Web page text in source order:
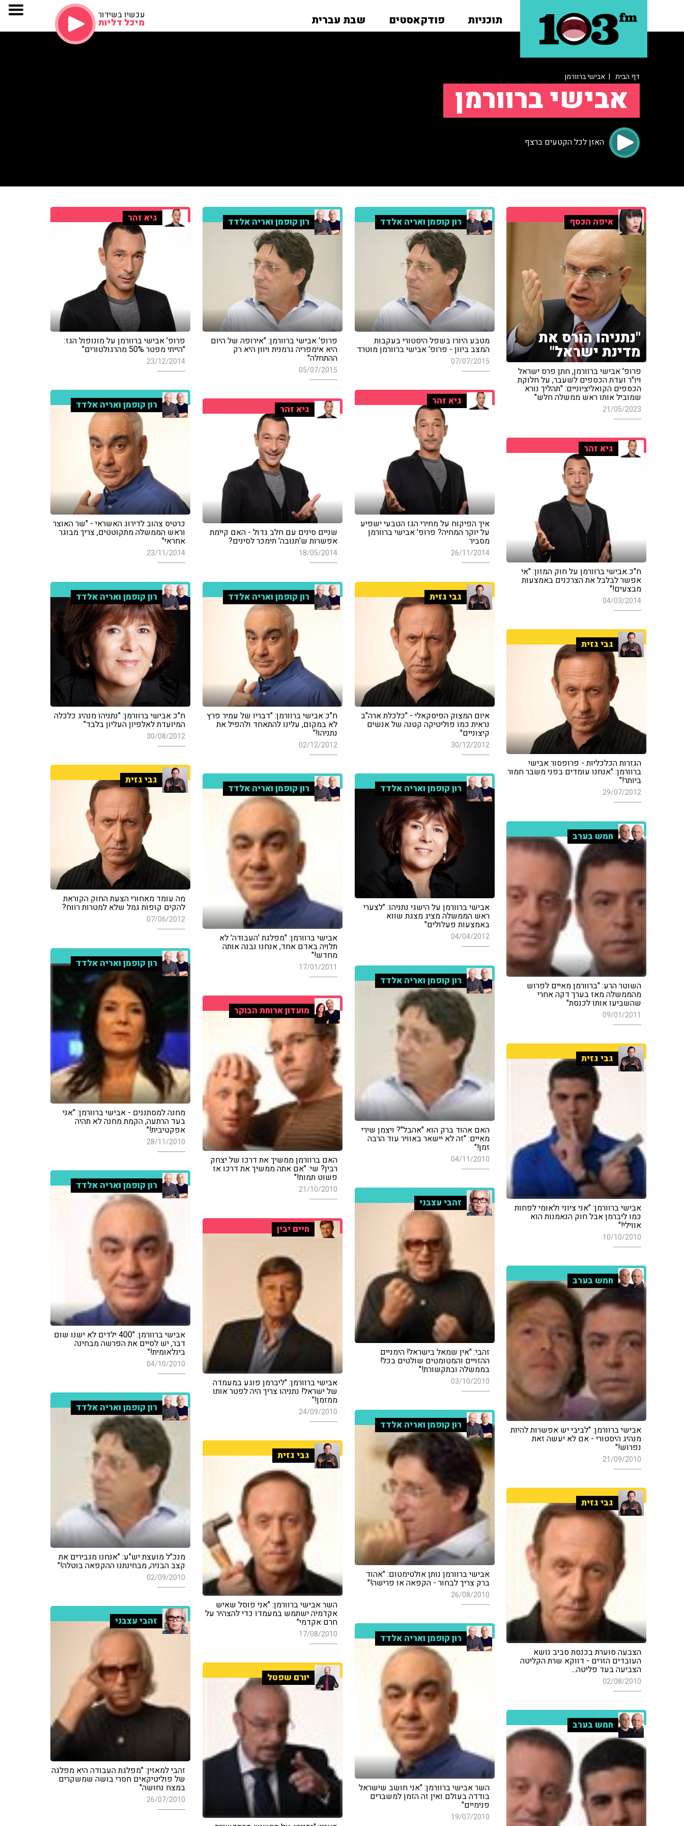
תוכניות פודקאסטים שבת עברית עכשיו בשידור
מיכל דליות
דף הבית | אבישי ברוורמן
אבישי ברוורמן
האזן לכל הקטעים ברצף
איפה הכסף
"נתניהו הורס את
מדינת ישראל"
פרופ' אבישי ברוורמן, חתן פרס ישראל
ויו"ר ועדת הכספים לשעבר, על חלוקת
הכספים הקואליציוניים: "תהליך נורא
שמוביל אותו ראש ממשלה חלש"
21/05/2023
רון קופמן ואריה אלדד
מטבע היורו בשפל היסטורי בעקבות
המצב ביוון - פרופ' אבישי ברוורמן מוטרד
07/07/2015
רון קופמן ואריה אלדד
פרופ' אבישי ברוורמן: "אירופה של היום
היא אימפריה גרמנית ויוון היא רק
ההתחלה"
05/07/2015
גיא זהר
פרופ' אבישי ברוורמן על מונופול הגז:
"הייתי מפטר 50% מהרגולטורים"
23/12/2014
גיא זהר
איך הפיקוח על מחירי הגז הטבעי ישפיע
על יוקר המחיה? פרופ' אבישי ברוורמן
מסביר
26/11/2014
רון קופמן ואריה אלדד
כרטיס צהוב לדירוג האשראי - "שר האוצר
וראש הממשלה מתקוטטים, צריך מבוגר
אחראי"
23/11/2014
גיא זהר
שניים סינים עם חלב גדול - האם קיימת
אפשרות ש'תנובה' תימכר לסינים?
18/05/2014
גיא זהר
ח"כ אבישי ברוורמן על חוק המזון: "אי
אפשר לבלבל את הצרכנים באמצעות
מבצעים!"
04/03/2014 גבי גזית
איום המצוק הפיסקאלי - "כלכלת ארה"ב
נראית כמו פוליטיקה קטנה של אנשים
קיצוניים"
30/12/2012
רון קופמן ואריה אלדד
ח"כ אבישי ברוורמן: "דבריו של עמיר פרץ
לא במקום, עלינו להתאחד ולהפיל את
נתניהו!"
02/12/2012
רון קופמן ואריה אלדד
ח"כ אבישי ברוורמן: "נתניהו מנהיג כלכלה
המיועדת לאלפיון העליון בלבד"
30/08/2012
גבי גזית
הגזרות הכלכליות - פרופסור אבישי
ברוורמן: "אנחנו עומדים בפני משבר חמור
ביותר!"
29/07/2012
גבי גזית
מה עומד מאחורי הצעת החוק הקוראת
להקים קופות גמל שלא למטרות רווח?
07/06/2012
רון קופמן ואריה אלדד
אבישי ברוורמן על הישגי נתניהו: "לצערי
ראש הממשלה מציג מצגת שווא
באמצעות פעלולים"
04/04/2012
רון קופמן ואריה אלדד
אבישי ברוורמן: "מפלגת 'העבודה' לא
תלויה באדם אחד, אנחנו נבנה אותה
מחדש!"
17/01/2011
חמש בערב
השוטר הרע: "ברוורמן מאיים לפרוש
מהממשלה מאז בערך דקה אחרי
שהשביעו אותו לכנסת"
09/01/2011
רון קופמן ואריה אלדד
מחנה למסתננים - אבישי ברוורמן: "אני
בעד הרתעה, הקמת מחנה לא תהיה
אפקטיבית!"
28/11/2010
רון קופמן ואריה אלדד
האם אהוד ברק הוא "אהבל"? ויצמן שירי
מאיים: "זה לא יישאר באוויר עוד הרבה
זמן!"
04/11/2010
מועדון ארוחת הבוקר
האם ברוורמן ממשיך את דרכו של יצחק
רבין? שי: "אם אתה ממשיך את דרכו אז
פשוט תמות!"
21/10/2010
גבי גזית
אבישי ברוורמן: "אני ציוני ולאומי לפחות
כמו ליברמן אבל חוק הנאמנות הוא
אווילי!"
10/10/2010
רון קופמן ואריה אלדד
אבישי ברוורמן: "400 ילדים לא ישנו שום
דבר, יש לסיים את הפרשה מבחינה
בינלאומית!"
04/10/2010
זהבי עצבני
זהבי: "אין שמאל בישראל! הימניים
ההזויים והמטומטים שולטים בכל!
בממשלה ובתקשורת!"
03/10/2010
חיים יבין
אבישי ברוורמן: "ליברמן פוגע במעמדה
של ישראל! נתניהו צריך היה לפטר אותו
ממזמן!"
24/09/2010
חמש בערב
אבישי ברוורמן: "לביבי יש אפשרות להיות
מנהיג היסטורי - אם לא יעשה זאת
נפרוש!"
21/09/2010
רון קופמן ואריה אלדד
מנכ"ל מועצת יש"ע: "אנחנו מגבירים את
קצב הבניה, מבחינתנו ההקפאה בוטלה!"
02/09/2010
רון קופמן ואריה אלדד
אבישי ברוורמן נותן אולטימטום: "אהוד
ברק צריך לבחור - הקפאה או פרישה!"
26/08/2010
גבי גזית
השר אבישי ברוורמן: "אני פוסל שאיש
אקדמיה ישתמש במעמדו כדי להצהיר על
חרם אקדמי"
17/08/2010
גבי גזית
הצבעה סוערת בכנסת סביב נושא
העובדים הזרים - דווקא שרת הקליטה
הצביעה בעד פליטה...
02/08/2010
זהבי עצבני
זהבי למאזין: "מפלגת העבודה היא מפלגה
של פוליטיקאים חסרי בושה שמשקרים
במצח נחושה"
26/07/2010
רון קופמן ואריה אלדד
השר אבישי ברוורמן: "אני חושב שישראל
בודדה בעולם ואין זה הזמן למשברים
פנימיים"
19/07/2010
יורם שפטל
חמש בערב